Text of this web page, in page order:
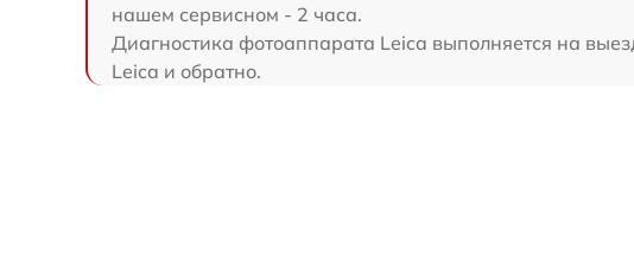
нашем сервисном - 2 часа.
Диагностика фотоаппарата Leica выполняется на
Leica и обратно.